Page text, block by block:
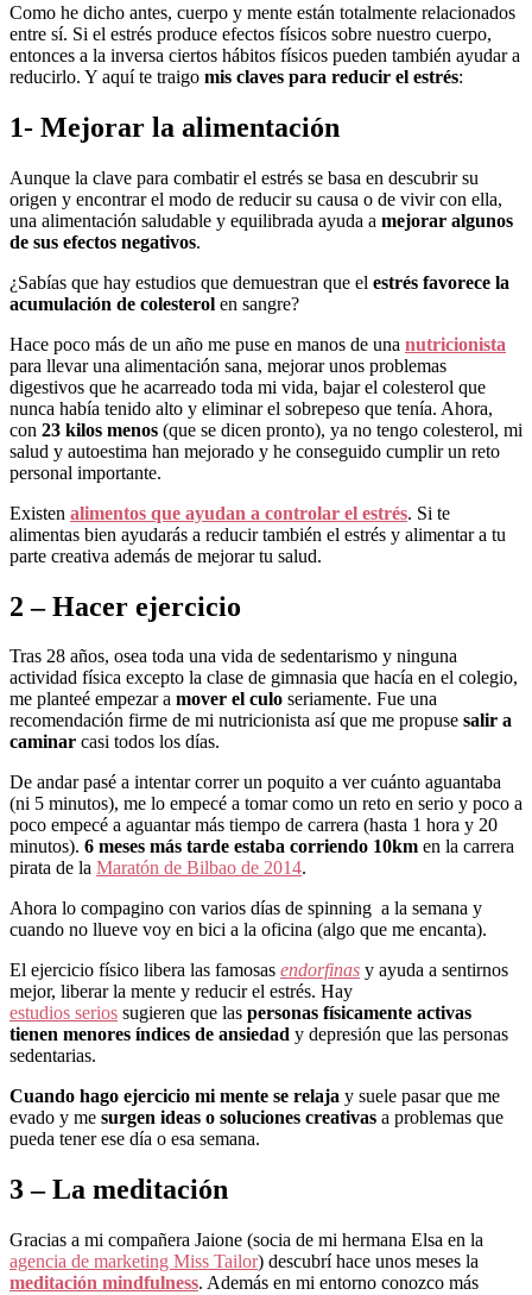
Como he dicho antes, cuerpo y mente están totalmente relacionados
entre sí. Si el estrés produce efectos físicos sobre nuestro cuerpo,
entonces a la inversa ciertos hábitos físicos pueden también ayudar a
reducirlo. Y aquí te traigo mis claves para reducir el estrés:
1- Mejorar la alimentación
Aunque la clave para combatir el estrés se basa en descubrir su
origen y encontrar el modo de reducir su causa o de vivir con ella,
una alimentación saludable y equilibrada ayuda a mejorar algunos
de sus efectos negativos.
¿Sabías que hay estudios que demuestran que el estrés favorece la
acumulación de colesterol en sangre?
Hace poco más de un año me puse en manos de una nutricionista
para llevar una alimentación sana, mejorar unos problemas
digestivos que he acarreado toda mi vida, bajar el colesterol que
nunca había tenido alto y eliminar el sobrepeso que tenía. Ahora,
con 23 kilos menos (que se dicen pronto), ya no tengo colesterol, mi
salud y autoestima han mejorado y he conseguido cumplir un reto
personal importante.
Existen alimentos que ayudan a controlar el estrés. Si te
alimentas bien ayudarás a reducir también el estrés y alimentar a tu
parte creativa además de mejorar tu salud.
2 – Hacer ejercicio
Tras 28 años, osea toda una vida de sedentarismo y ninguna
actividad física excepto la clase de gimnasia que hacía en el colegio,
me planteé empezar a mover el culo seriamente. Fue una
recomendación firme de mi nutricionista así que me propuse salir a
caminar casi todos los días.
De andar pasé a intentar correr un poquito a ver cuánto aguantaba
(ni 5 minutos), me lo empecé a tomar como un reto en serio y poco a
poco empecé a aguantar más tiempo de carrera (hasta 1 hora y 20
minutos). 6 meses más tarde estaba corriendo 10km en la carrera
pirata de la Maratón de Bilbao de 2014.
Ahora lo compagino con varios días de spinning a la semana y
cuando no llueve voy en bici a la oficina (algo que me encanta).
El ejercicio físico libera las famosas endorfinas y ayuda a sentirnos
mejor, liberar la mente y reducir el estrés. Hay
estudios serios sugieren que las personas físicamente activas
tienen menores índices de ansiedad y depresión que las personas
sedentarias.
Cuando hago ejercicio mi mente se relaja y suele pasar que me
evado y me surgen ideas o soluciones creativas a problemas que
pueda tener ese día o esa semana.
3 – La meditación
Gracias a mi compañera Jaione (socia de mi hermana Elsa en la
agencia de marketing Miss Tailor) descubrí hace unos meses la
meditación mindfulness. Además en mi entorno conozco más